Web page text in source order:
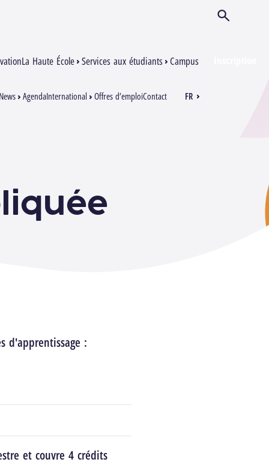
La Haute École Services aux étudiants Campus
News AgendaInternational Offres d’emploiContact
FR
Ouvrir/
d'apprentissage :
et couvre 4 crédits